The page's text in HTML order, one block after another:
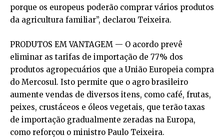
porque os europeus poderão comprar vários produtos
da agricultura familiar”, declarou Teixeira.
PRODUTOS EM VANTAGEM — O acordo prevê
eliminar as tarifas de importação de 77% dos
produtos agropecuários que a União Europeia compra
do Mercosul. Isto permite que o agro brasileiro
aumente vendas de diversos itens, como café, frutas,
peixes, crustáceos e óleos vegetais, que terão taxas
de importação gradualmente zeradas na Europa,
como reforçou o ministro Paulo Teixeira.